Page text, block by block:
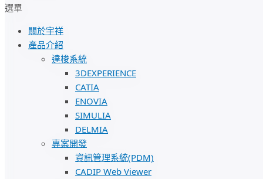
選單
關於宇祥
產品介紹
達梭系統
3DEXPERIENCE
CATIA
ENOVIA
SIMULIA
DELMIA
專案開發
資訊管理系統(PDM)
CADIP Web Viewer